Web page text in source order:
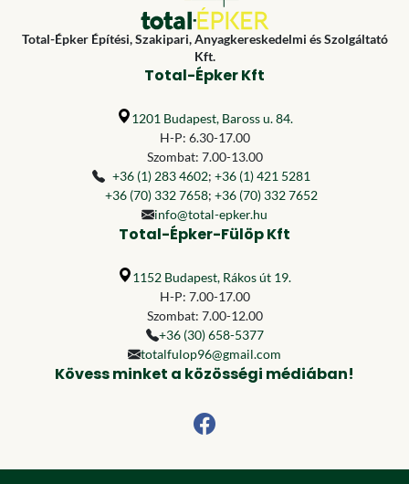
Total-Épker Építési, Szakipari, Anyagkereskedelmi és Szolgáltató
Kft.
Total-Épker Kft
1201 Budapest, Baross u. 84.
H-P: 6.30-17.00
Szombat: 7.00-13.00
+36 (1) 283 4602; +36 (1) 421 5281
+36 (70) 332 7658; +36 (70) 332 7652
info@total-epker.hu
Total-Épker-Fülöp Kft
1152 Budapest, Rákos út 19.
H-P: 7.00-17.00
Szombat: 7.00-12.00
+36 (30) 658-5377
totalfulop96@gmail.com
Kövess minket a közösségi médiában!